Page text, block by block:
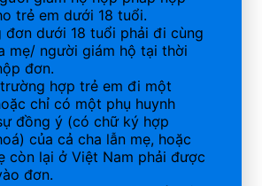
trẻ em dưới 18 tuổi.
đơn dưới 18 tuổi phải đi cùng
mẹ/ người giám hộ tại thời
đơn.
hợp trẻ em đi một
chỉ có một phụ huynh
đồng ý (có chữ ký hợp
của cả cha lẫn mẹ, hoặc
còn lại ở Việt Nam phải được
đơn.